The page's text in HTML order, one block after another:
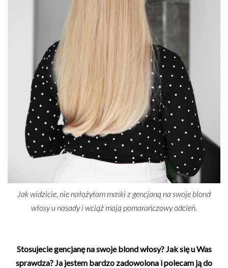
Jak widzicie, nie nałożyłam maski z gencjaną na swoje blond
włosy u nasady i wciąż mają pomarańczowy odcień.
Stosujecie gencjanę na swoje blond włosy? Jak się u Was
sprawdza? Ja jestem bardzo zadowolona i polecam ją do